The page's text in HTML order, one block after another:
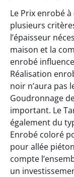
Le Prix enrobé
plusieurs
l’épaisseur
maison et la
enrobé
Réalisation
noir n’aura pas
Goudronnage
important. Le
également du
Enrobé coloré
pour allée
compte
un